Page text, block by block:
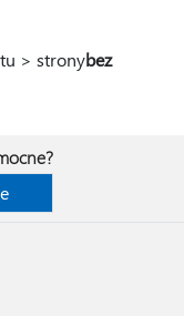
> stronybez